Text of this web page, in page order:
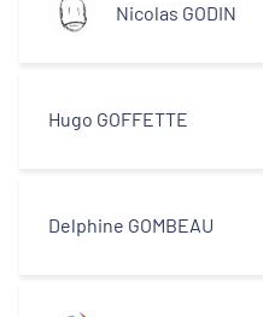
Nicolas GODIN
Hugo GOFFETTE
Delphine GOMBEAU